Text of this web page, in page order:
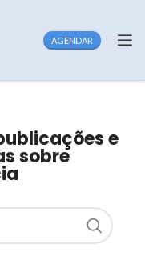
AGENDAR
e
sobre